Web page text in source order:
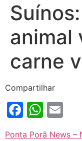
animal
carne
Compartilhar
Ponta Porã News –